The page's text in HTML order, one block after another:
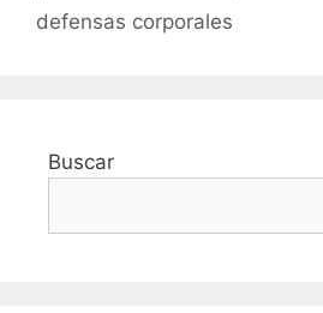
defensas corporales
Buscar